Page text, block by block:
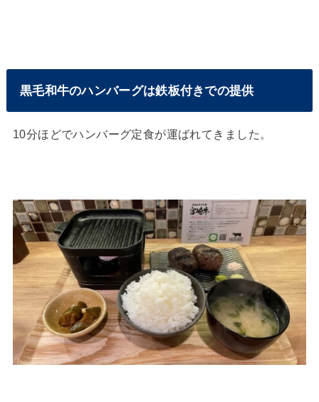
黒毛和牛のハンバーグは鉄板付きでの提供
10分ほどでハンバーグ定食が運ばれてきました。